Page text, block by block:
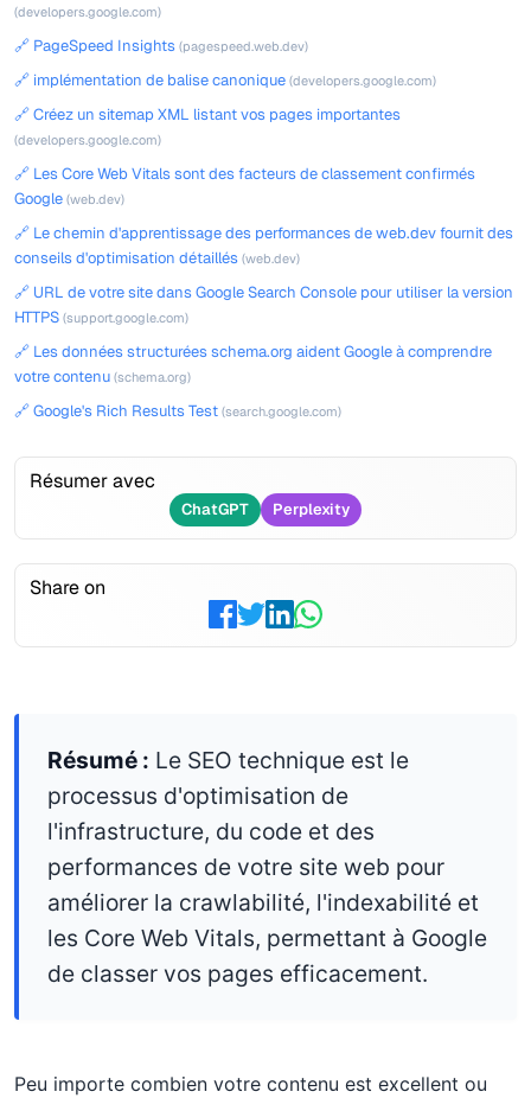
(developers.google.com)
🔗 PageSpeed Insights (pagespeed.web.dev)
🔗 implémentation de balise canonique (developers.google.com)
🔗 Créez un sitemap XML listant vos pages importantes
(developers.google.com)
🔗 Les Core Web Vitals sont des facteurs de classement confirmés
Google (web.dev)
🔗 Le chemin d'apprentissage des performances de web.dev fournit des
conseils d'optimisation détaillés (web.dev)
🔗 URL de votre site dans Google Search Console pour utiliser la version
HTTPS (support.google.com)
🔗 Les données structurées schema.org aident Google à comprendre
votre contenu (schema.org)
🔗 Google's Rich Results Test (search.google.com)
Résumer avec
ChatGPT Perplexity
Share on
Résumé : Le SEO technique est le
processus d'optimisation de
l'infrastructure, du code et des
performances de votre site web pour
améliorer la crawlabilité, l'indexabilité et
les Core Web Vitals, permettant à Google
de classer vos pages efficacement.
Peu importe combien votre contenu est excellent ou